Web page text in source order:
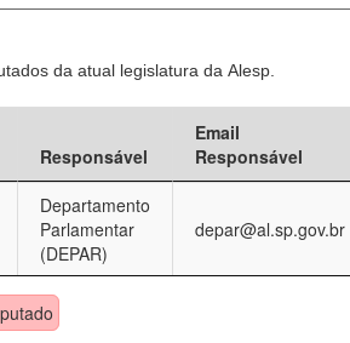
Abertos
da atual legislatura da Alesp.
Responsável
Email
Responsável
Departamento
Parlamentar
(DEPAR)
depar@al.sp.gov.br